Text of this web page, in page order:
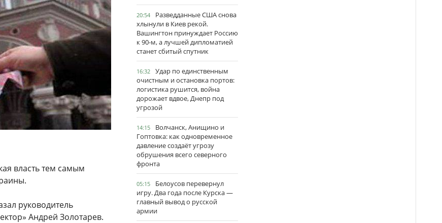
власть тем самым
руководитель
Андрей Золотарев.
20:54
Разведданные США снова
хлынули в Киев рекой.
Вашингтон принуждает Россию
к 90-м, а лучшей дипломатией
станет сбитый спутник
16:32
Удар по единственным
очистным и остановка портов:
логистика рушится, война
дорожает вдвое, Днепр под
угрозой
14:15
Волчанск, Анищино и
Гоптовка: как одновременное
давление создаёт угрозу
обрушения всего северного
фронта
05:15
Белоусов перевернул
игру. Два года после Курска —
главный вывод о русской
армии